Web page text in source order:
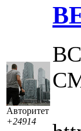
Авторитет
+24914